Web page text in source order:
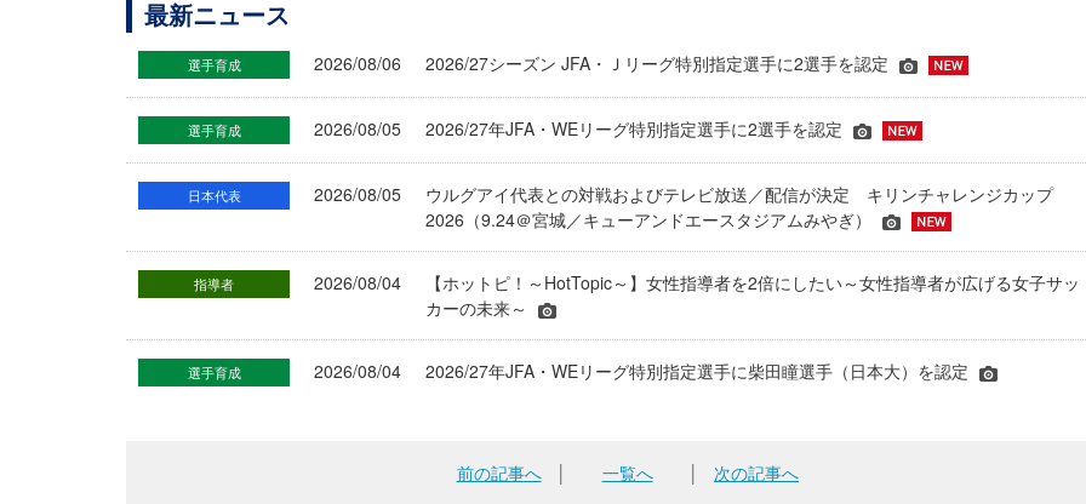
最新ニュース
選手育成 2026/08/06 2026/27シーズン JFA・Ｊリーグ特別指定選手に2選手を認定
選手育成 2026/08/05 2026/27年JFA・WEリーグ特別指定選手に2選手を認定
日本代表 2026/08/05
ウルグアイ代表との対戦およびテレビ放送／配信が決定 キリンチャレンジカップ
2026（9.24＠宮城／キューアンドエースタジアムみやぎ）
指導者 2026/08/04
【ホットピ！～HotTopic～】女性指導者を2倍にしたい～女性指導者が広げる女子サッ
カーの未来～
選手育成 2026/08/04 2026/27年JFA・WEリーグ特別指定選手に柴田瞳選手（日本大）を認定
前の記事へ│ 一覧へ 次の記事へ